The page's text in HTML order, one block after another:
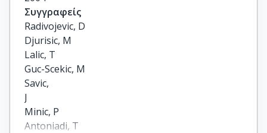
Συγγραφείς
Radivojevic, D
Djurisic, M
Lalic, T
Guc-Scekic, M
Savic,
J
Minic, P
Antoniadi, T